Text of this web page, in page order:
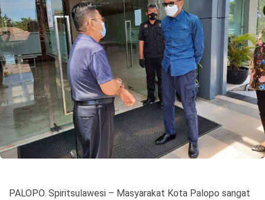
©
Copyright
2026
Spirit
Sulawesi
PALOPO. Spiritsulawesi – Masyarakat Kota Palopo sangat